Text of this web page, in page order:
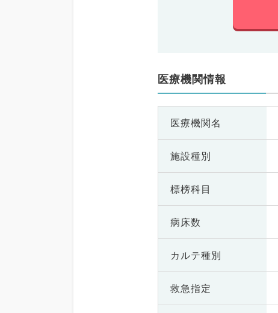
医療機関情報
医療機関名
施設種別
標榜科目
病床数
カルテ種別
救急指定